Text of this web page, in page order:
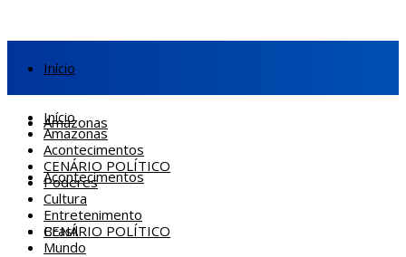
Início
Amazonas
Acontecimentos
CENÁRIO POLÍTICO
Início
Amazonas
Acontecimentos
CENÁRIO POLÍTICO
Poderes
Cultura
Entretenimento
Brasil
Mundo